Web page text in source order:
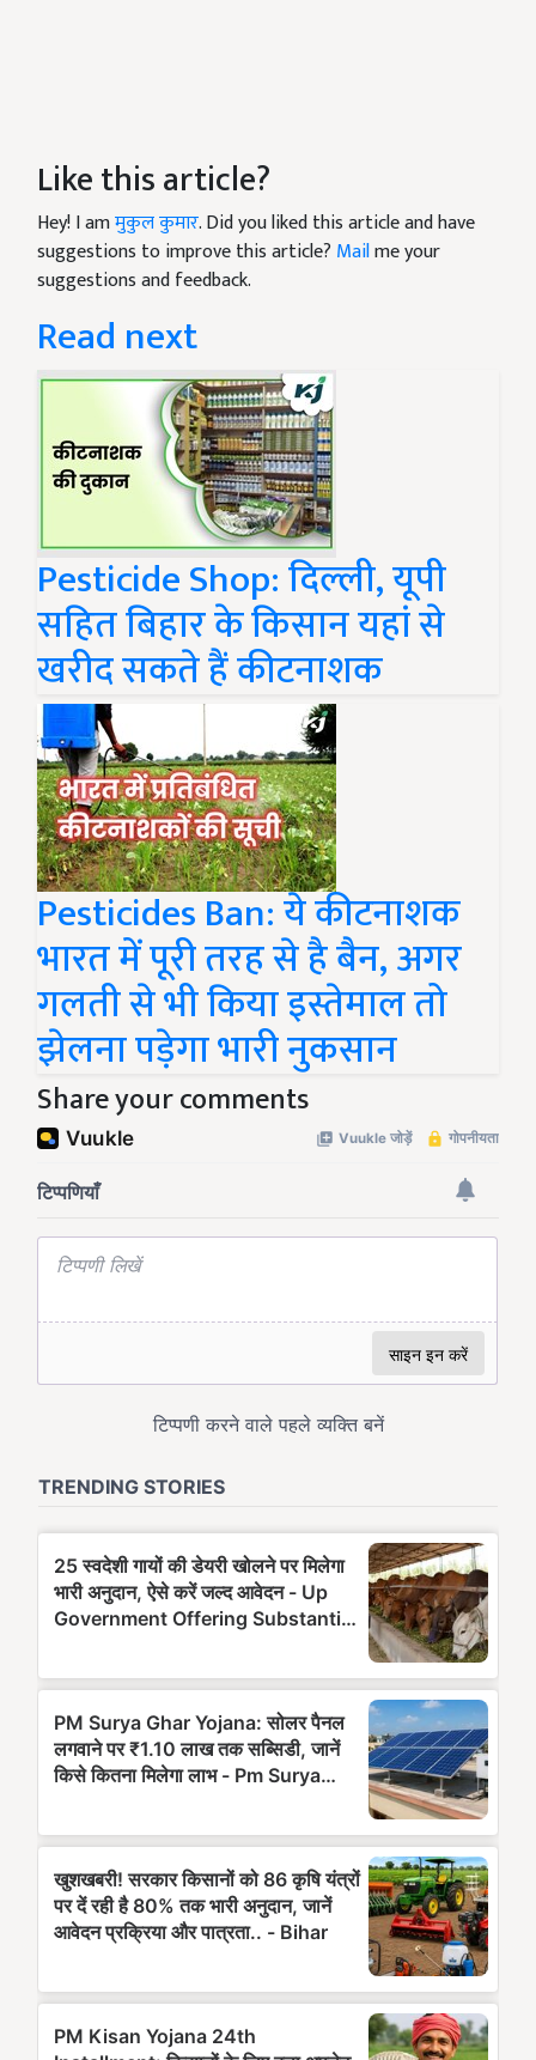
Like this article?
Hey! I amमुकुल कुमार. Did you liked this article and have
suggestions to improve this article? Mailme your
suggestions and feedback.
Read next
Pesticide Shop: दिल्ली, यूपी
सहित बिहार के किसान यहां से
खरीद सकते हैं कीटनाशक
Pesticides Ban: ये कीटनाशक
भारत में पूरी तरह से है बैन, अगर
गलती से भी किया इस्तेमाल तो
झेलना पड़ेगा भारी नुकसान
Share your comments